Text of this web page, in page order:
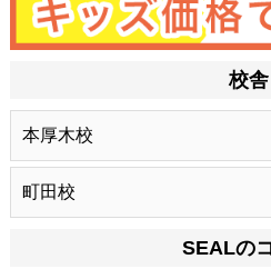
校舎
本厚木校
町田校
SEALの